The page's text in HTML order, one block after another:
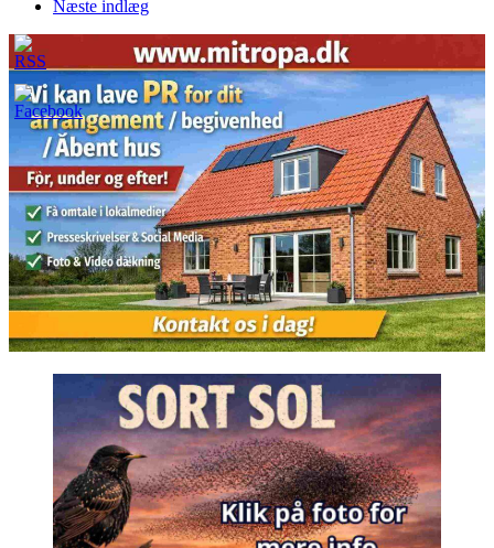
Næste indlæg